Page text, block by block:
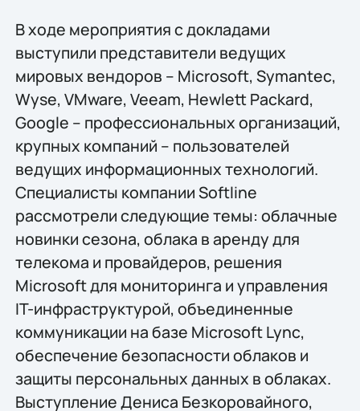
В ходе мероприятия с докладами
выступили представители ведущих
мировых вендоров – Microsoft, Symantec,
Wyse, VMware, Veeam, Hewlett Packard,
Google – профессиональных организаций,
крупных компаний – пользователей
ведущих информационных технологий.
Специалисты компании Softline
рассмотрели следующие темы: облачные
новинки сезона, облака в аренду для
телекома и провайдеров, решения
Microsoft для мониторинга и управления
IT-инфраструктурой, объединенные
коммуникации на базе Microsoft Lync,
обеспечение безопасности облаков и
защиты персональных данных в облаках.
Выступление Дениса Безкоровайного,